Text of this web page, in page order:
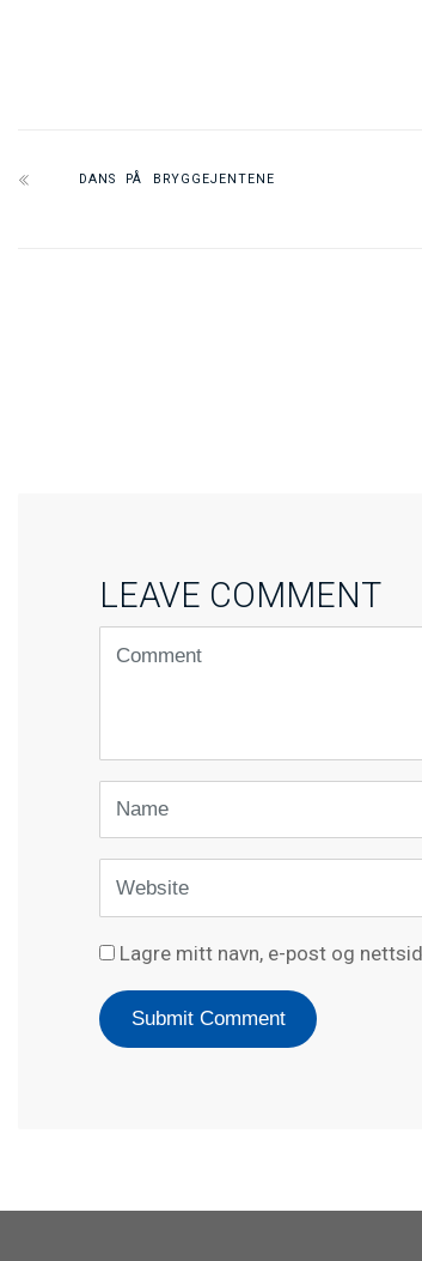
DANS PÅ BRYGGEJENTENE
LEAVE COMMENT
Lagre mitt navn, e-post og